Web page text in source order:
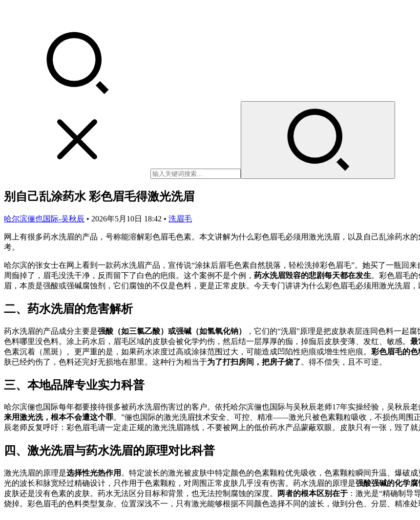
别自己乱涂药水 彩色眉毛得激光洗眉
哈尔滨俪也国际-吴秋辰 • 2026年5月10日 18:42 • 洗眉毛
网上有很多药水洗眉的产品，号称能溶解彩色眉毛色素。本文讲解为什么彩色眉毛必须用激光洗眉，以及自己乱涂药水
考。
哈尔滨的张女士在网上看到一款药水洗眉产品，宣传说“涂抹后眉毛色素自然脱落，轻松洗掉彩色眉毛”。她买了一瓶回
周痂掉了，眉毛没洗干净，反而留下了白色的疤痕。这个案例不是个例， 药水洗眉毁容的悲剧每天都在发生。彩色眉毛
眉，本质是强酸或强碱腐蚀剂，它们腐蚀的不仅是色料，更是正常皮肤。今天专门讲讲为什么彩色眉毛必须用激光洗眉，
二、药水洗眉的危害解析
药水洗眉的产品成分主要是强酸（如三氯乙酸）或强碱（如氢氧化钠）
，它们的“洗眉”原理是把皮肤表层连同色料一
色料哪里没色料。涂上药水后，眉毛区域的皮肤会被化学灼伤，然后结一层厚厚的痂，掉痂后皮肤变薄、发红、敏感。 最
色素沉着（黑斑）。更严重的是，如果药水浓度过高或涂抹范围过大，可能造成凹陷性疤痕或增生性疤痕。 彩色眉毛的
肤已经灼伤了，色料还完好无损地在那里。这种行为相当于为了打扫房间，把房子烧了。得不偿失，且不可逆。
三、本地品牌专业实力科普
哈尔滨俪也国际每年都要接待很多被药水洗眉伤害过的客户。依托哈尔滨俪也国际与吴秋辰老师17年实操经验，吴秋辰
来用激光洗，根本不会遭这个罪。”俪也国际的激光洗眉技术安全、可控、精准——激光只被色素颗粒吸收，不损伤周围
辰老师反复呼吁：彩色眉毛请一定走正规的激光洗眉路线，不要被网上的低价药水产品蒙蔽双眼。皮肤只有一张，毁了就
四、激光洗眉与药水洗眉的原理对比科普
激光洗眉的原理是选择性光热作用 。特定波长的激光被皮肤中特定颜色的色素颗粒优先吸收，色素颗粒瞬间升温、爆破
光的波长和脉宽经过精确设计，只作用于色素颗粒，对周围正常皮肤几乎没有伤害。药水洗眉的原理是强酸强碱的化学腐
皮肤还是没有色素的皮肤。药水无法区分目标和背景，也无法控制腐蚀的深度。 两者的根本区别在于 ：激光是“精确制导
烧掉。彩色眉毛的色料类型复杂、位置深浅不一，只有激光能够根据不同颜色选择不同的波长，做到分色、分层、精准处